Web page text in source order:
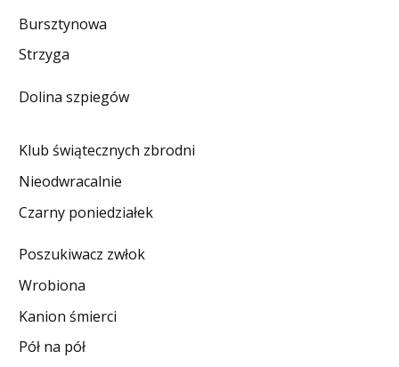
DO CZYTANIA
KONTAKT
Bursztynowa
Strzyga
Dolina szpiegów
Klub świątecznych zbrodni
Nieodwracalnie
Czarny poniedziałek
Poszukiwacz zwłok
Wrobiona
Kanion śmierci
Pół na pół